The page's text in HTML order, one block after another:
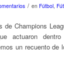
/ en Fútbol,
de Champions
actuaron
un recuento